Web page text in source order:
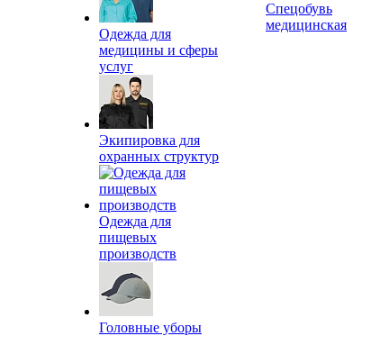
Одежда для
медицины и сферы
услуг
Экипировка для
охранных структур
Одежда для
пищевых
производств
Головные уборы
Спецобувь
медицинская